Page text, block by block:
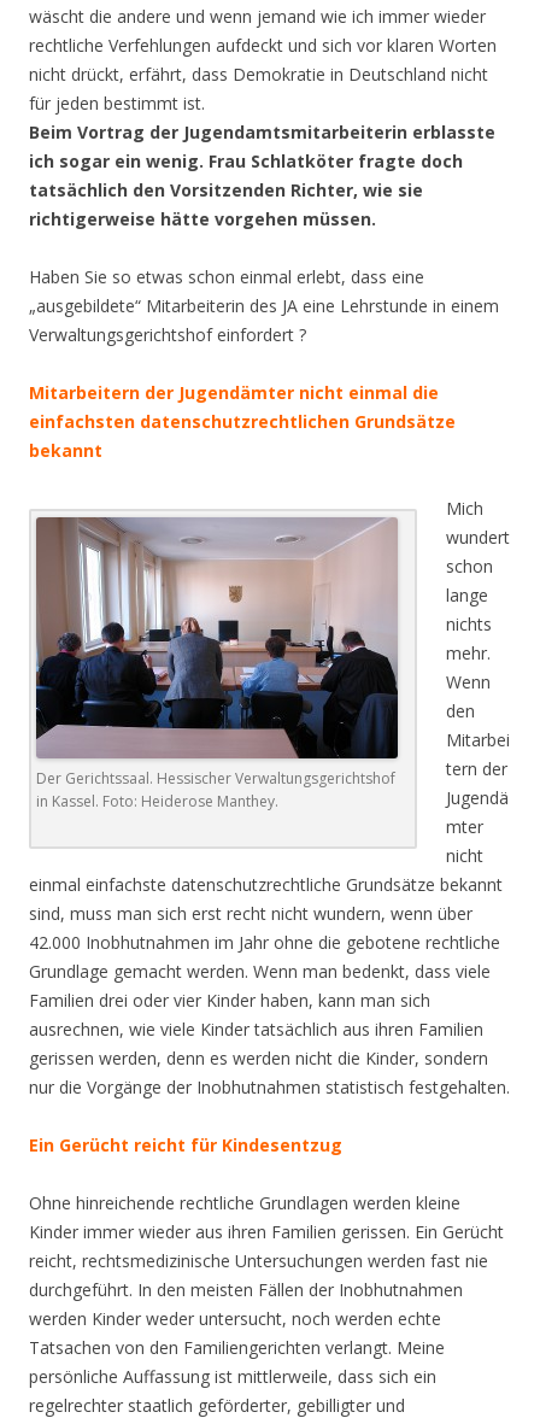
wäscht die andere und wenn jemand wie ich immer wieder
rechtliche Verfehlungen aufdeckt und sich vor klaren Worten
nicht drückt, erfährt, dass Demokratie in Deutschland nicht
für jeden bestimmt ist.
Beim Vortrag der Jugendamtsmitarbeiterin erblasste
ich sogar ein wenig. Frau Schlatköter fragte doch
tatsächlich den Vorsitzenden Richter, wie sie
richtigerweise hätte vorgehen müssen.
Haben Sie so etwas schon einmal erlebt, dass eine
„ausgebildete“ Mitarbeiterin des JA eine Lehrstunde in einem
Verwaltungsgerichtshof einfordert ?
Mitarbeitern der Jugendämter nicht einmal die
einfachsten datenschutzrechtlichen Grundsätze
bekannt
Der Gerichtssaal. Hessischer Verwaltungsgerichtshof
in Kassel. Foto: Heiderose Manthey.
Mich
wundert
schon
lange
nichts
mehr.
Wenn
den
Mitarbei
tern der
Jugendä
mter
nicht
einmal einfachste datenschutzrechtliche Grundsätze bekannt
sind, muss man sich erst recht nicht wundern, wenn über
42.000 Inobhutnahmen im Jahr ohne die gebotene rechtliche
Grundlage gemacht werden. Wenn man bedenkt, dass viele
Familien drei oder vier Kinder haben, kann man sich
ausrechnen, wie viele Kinder tatsächlich aus ihren Familien
gerissen werden, denn es werden nicht die Kinder, sondern
nur die Vorgänge der Inobhutnahmen statistisch festgehalten.
Ein Gerücht reicht für Kindesentzug
Ohne hinreichende rechtliche Grundlagen werden kleine
Kinder immer wieder aus ihren Familien gerissen. Ein Gerücht
reicht, rechtsmedizinische Untersuchungen werden fast nie
durchgeführt. In den meisten Fällen der Inobhutnahmen
werden Kinder weder untersucht, noch werden echte
Tatsachen von den Familiengerichten verlangt. Meine
persönliche Auffassung ist mittlerweile, dass sich ein
regelrechter staatlich geförderter, gebilligter und